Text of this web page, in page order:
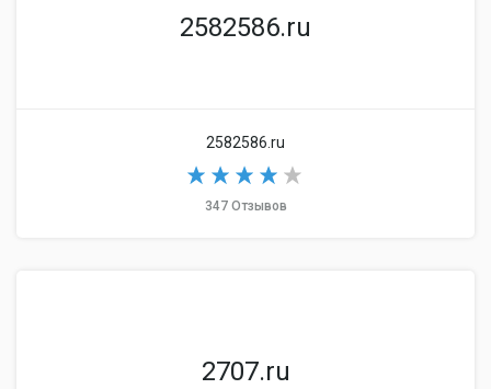
2582586.ru
2582586.ru
347 Отзывов
2707.ru